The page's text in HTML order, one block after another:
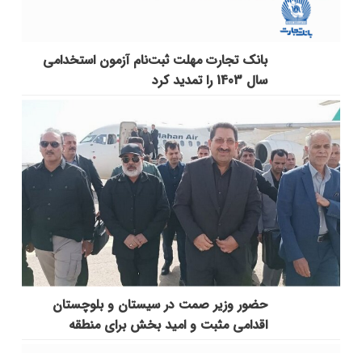
بانک تجارت مهلت ثبت‌نام آزمون استخدامی
سال 1403 را تمدید کرد
حضور وزیر صمت در سیستان و بلوچستان
اقدامی مثبت و امید بخش برای منطقه